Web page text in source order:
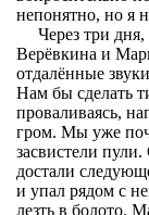
непонятно, но я
Через три
Верёвкина и
отдалённые
Нам бы сделать
проваливаясь,
гром. Мы уже
засвистели
достали
и упал рядом с
лезть в болото.